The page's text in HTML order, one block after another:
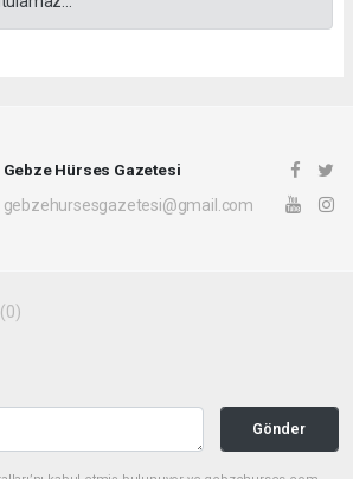
Gebze Hürses Gazetesi
gebzehursesgazetesi@gmail.com
(0)
Gönder